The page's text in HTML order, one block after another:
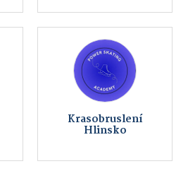
Krasobruslení
Hlinsko